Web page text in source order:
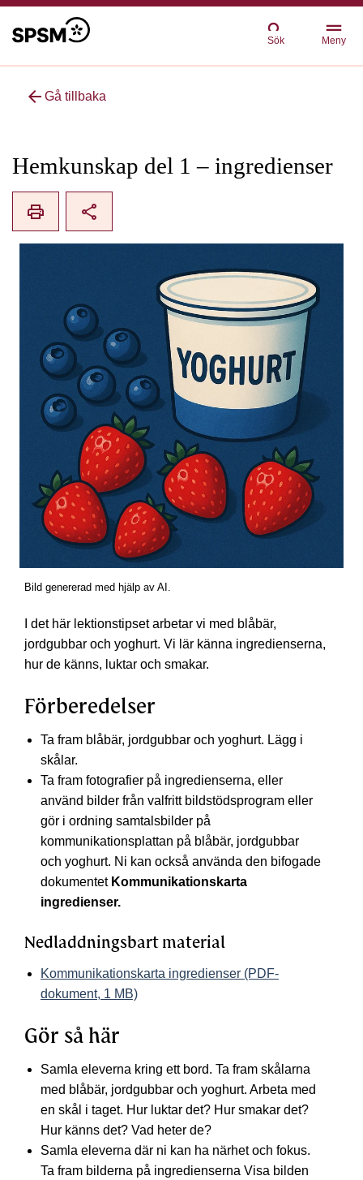
Sök Meny
arrow_back Gå tillbaka
Hemkunskap del 1 – ingredienser
print share
Bild genererad med hjälp av AI.
I det här lektionstipset arbetar vi med blåbär,
jordgubbar och yoghurt. Vi lär känna ingredienserna,
hur de känns, luktar och smakar.
Förberedelser
Ta fram blåbär, jordgubbar och yoghurt. Lägg i
skålar.
Ta fram fotografier på ingredienserna, eller
använd bilder från valfritt bildstödsprogram eller
gör i ordning samtalsbilder på
kommunikationsplattan på blåbär, jordgubbar
och yoghurt. Ni kan också använda den bifogade
dokumentet Kommunikationskarta
ingredienser.
Nedladdningsbart material
Kommunikationskarta ingredienser (PDF-
dokument, 1 MB)
Gör så här
Samla eleverna kring ett bord. Ta fram skålarna
med blåbär, jordgubbar och yoghurt. Arbeta med
en skål i taget. Hur luktar det? Hur smakar det?
Hur känns det? Vad heter de?
Samla eleverna där ni kan ha närhet och fokus.
Ta fram bilderna på ingredienserna Visa bilden